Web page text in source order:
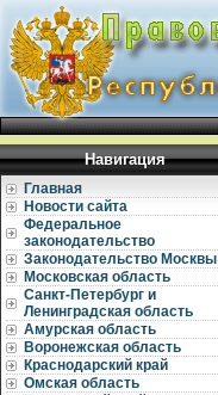
Навигация
Главная
Новости сайта
Федеральное
законодательство
Законодательство Москвы
Московская область
Санкт-Петербург и
Ленинградская область
Амурская область
Воронежская область
Краснодарский край
Омская область